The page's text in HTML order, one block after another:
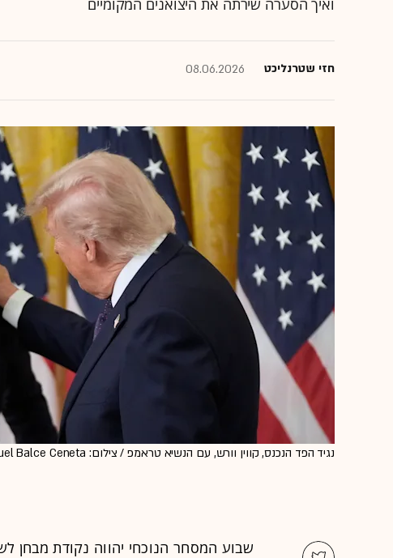
חזי שטרנליכט 08.06.2026
נגיד הפד הנכנס, קווין וורש, עם הנשיא טראמפ / צילום: ap, Manuel Balce Ceneta
שבוע המסחר הנוכחי יהווה נקודת מבחן